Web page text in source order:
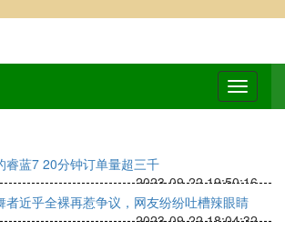
睿蓝7 20分钟订单量超三千
2023-09-22 19:50:16
者近乎全裸再惹争议，网友纷纷吐槽辣眼睛
2023-09-22 18:04:32